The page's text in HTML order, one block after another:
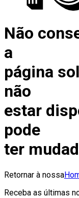
Não
a
página
não
estar
pode
ter
Retornar à nossa
Receba as últimas